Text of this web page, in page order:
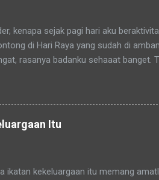
kenapa sejak pagi hari aku
di Hari Raya yang sudah di
rasanya badanku sehaaat banget.
Itu
ikatan kekeluargaan itu memang